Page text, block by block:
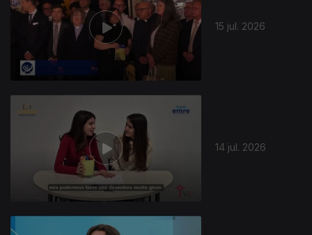
15 jul. 2026
14 jul. 2026